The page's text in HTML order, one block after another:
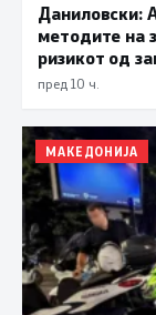
Даниловски:
методите на
ризикот од
пред 10 ч.
МАКЕДОНИЈА